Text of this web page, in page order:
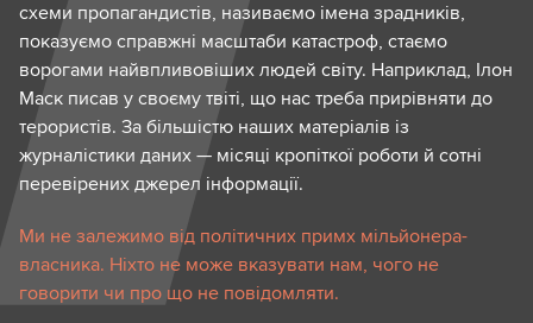
схеми пропагандистів, називаємо імена зрадників,
показуємо справжні масштаби катастроф, стаємо
ворогами найвпливовіших людей світу. Наприклад, Ілон
Маск писав у своєму твіті, що нас треба прирівняти до
терористів. За більшістю наших матеріалів із
журналістики даних — місяці кропіткої роботи й сотні
перевірених джерел інформації.
Ми не залежимо від політичних примх мільйонера-
власника. Ніхто не може вказувати нам, чого не
говорити чи про що не повідомляти.